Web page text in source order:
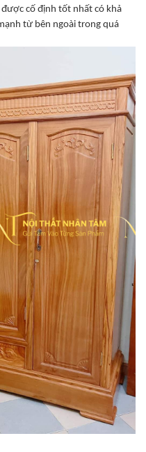
cố định tốt nhất có khả
từ bên ngoài trong quá